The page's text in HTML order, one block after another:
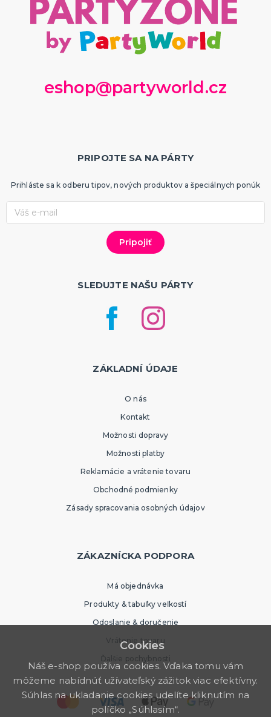
eshop@partyworld.cz
PRIPOJTE SA NA PÁRTY
Prihláste sa k odberu tipov, nových produktov a špeciálnych ponúk
SLEDUJTE NAŠU PÁRTY
ZÁKLADNÍ ÚDAJE
O nás
Kontakt
Možnosti dopravy
Možnosti platby
Reklamácie a vrátenie tovaru
Obchodné podmienky
Zásady spracovania osobných údajov
ZÁKAZNÍCKA PODPORA
Má objednávka
Produkty & tabuľky veľkostí
Odoslanie & doručenie
Vrátenie tovaru
Ďalšie pochybnosti
Cookies
Náš e-shop používa cookies. Vďaka tomu vám
môžeme nabídnúť užívateľský zážitok viac efektívny.
Súhlas na ukladanie cookies udelíte kliknutím na
políčko „Súhlasím“.